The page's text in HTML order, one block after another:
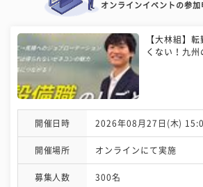
オンラインイベントの参加
【大林組】
くない！九州
開催日時 2026年08月27日(木)
開催場所 オンラインにて実施
募集人数 300名